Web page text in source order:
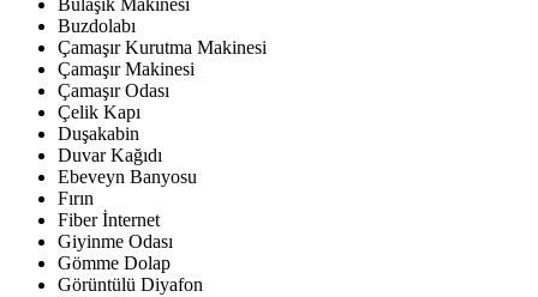
Bulaşık Makinesi
Buzdolabı
Çamaşır Kurutma Makinesi
Çamaşır Makinesi
Çamaşır Odası
Çelik Kapı
Duşakabin
Duvar Kağıdı
Ebeveyn Banyosu
Fırın
Fiber İnternet
Giyinme Odası
Gömme Dolap
Görüntülü Diyafon